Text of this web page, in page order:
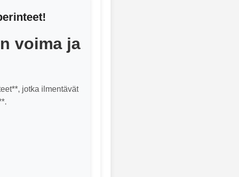
voima ja
jotka ilmentävät